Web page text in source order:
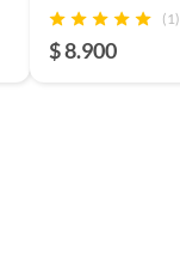
(1)
$ 8.900